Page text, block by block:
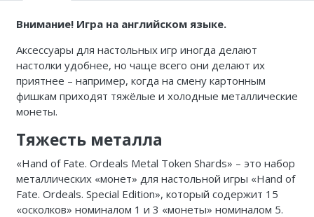
Внимание! Игра на английском языке.
Аксессуары для настольных игр иногда делают
настолки удобнее, но чаще всего они делают их
приятнее – например, когда на смену картонным
фишкам приходят тяжёлые и холодные металлические
монеты.
Тяжесть металла
«Hand of Fate. Ordeals Metal Token Shards» – это набор
металлических «монет» для настольной игры «Hand of
Fate. Ordeals. Special Edition», который содержит 15
«осколков» номиналом 1 и 3 «монеты» номиналом 5.